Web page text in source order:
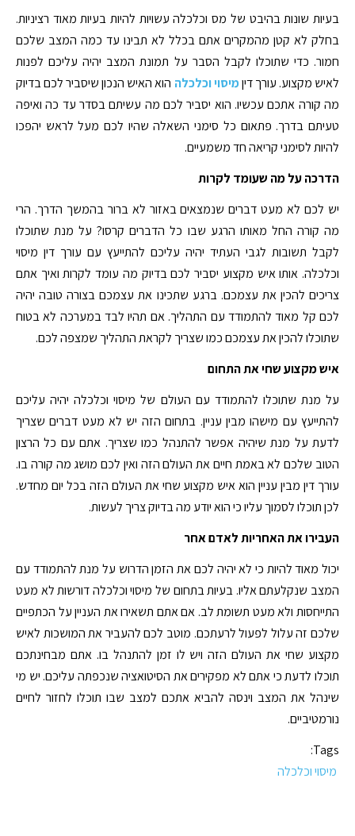
בעיות שונות בהיבט של מס וכלכלה עשויות להיות בעיות מאוד רציניות.
בחלק לא קטן מהמקרים אתם בכלל לא תבינו עד כמה המצב שלכם
חמור. כדי שתוכלו לקבל הסבר על תמונת המצב יהיה עליכם לפנות
לאיש מקצוע. עורך דיןמיסוי וכלכלה הוא האיש הנכון שיסביר לכם בדיוק
מה קורה אתכם עכשיו. הוא יסביר לכם מה עשיתם בסדר עד כה ואיפה
טעיתם בדרך. פתאום כל סימני השאלה שהיו לכם מעל לראש יהפכו
להיות לסימני קריאה חד משמעיים.
הדרכה על מה שעומד לקרות
יש לכם לא מעט דברים שנמצאים באזור לא ברור בהמשך הדרך. הרי
מה קורה החל מאותו הרגע שבו כל הדברים קרסו? על מנת שתוכלו
לקבל תשובות לגבי העתיד יהיה עליכם להתייעץ עם עורך דין מיסוי
וכלכלה. אותו איש מקצוע יסביר לכם בדיוק מה עומד לקרות ואיך אתם
צריכים להכין את עצמכם. ברגע שתכינו את עצמכם בצורה טובה יהיה
לכם קל מאוד להתמודד עם התהליך. אם תהיו לבד במערכה לא בטוח
שתוכלו להכין את עצמכם כמו שצריך לקראת התהליך שמצפה לכם.
איש מקצוע שחי את התחום
על מנת שתוכלו להתמודד עם העולם של מיסוי וכלכלה יהיה עליכם
להתייעץ עם מישהו מבין עניין. בתחום הזה יש לא מעט דברים שצריך
לדעת על מנת שיהיה אפשר להתנהל כמו שצריך. אתם עם כל הרצון
הטוב שלכם לא באמת חיים את העולם הזה ואין לכם מושג מה קורה בו.
עורך דין מבין עניין הוא איש מקצוע שחי את העולם הזה בכל יום מחדש.
לכן תוכלו לסמוך עליו כי הוא יודע מה בדיוק צריך לעשות.
העבירו את האחריות לאדם אחר
יכול מאוד להיות כי לא יהיה לכם את הזמן הדרוש על מנת להתמודד עם
המצב שנקלעתם אליו. בעיות בתחום של מיסוי וכלכלה דורשות לא מעט
התייחסות ולא מעט תשומת לב. אם אתם תשאירו את העניין על הכתפיים
שלכם זה עלול לפעול לרעתכם. מוטב לכם להעביר את המושכות לאיש
מקצוע שחי את העולם הזה ויש לו זמן להתנהל בו. אתם מבחינתכם
תוכלו לדעת כי אתם לא מפקירים את הסיטואציה שנכפתה עליכם. יש מי
שינהל את המצב וינסה להביא אתכם למצב שבו תוכלו לחזור לחיים
נורמטיביים.
Tags:
מיסוי וכלכלה